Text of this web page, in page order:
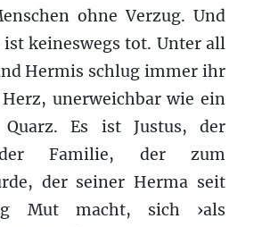
ohne Verzug. Und
keineswegs tot. Unter all
Hermis schlug immer ihr
unerweichbar wie ein
Quarz. Es ist Justus, der
der Familie, der zum
der seiner Herma seit
Mut macht, sich ›als